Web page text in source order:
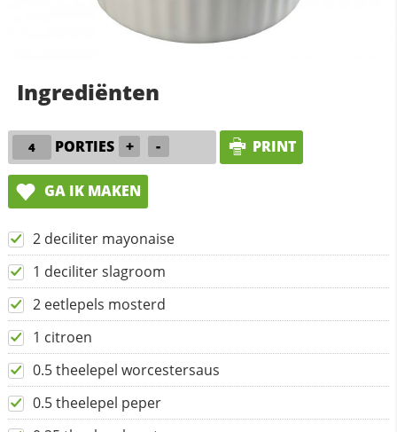
Ingrediënten
PORTIES + - PRINT
GA IK MAKEN
2 deciliter mayonaise
1 deciliter slagroom
2 eetlepels mosterd
1 citroen
0.5 theelepel worcestersaus
0.5 theelepel peper